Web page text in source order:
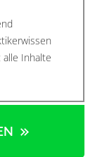
Inhalte